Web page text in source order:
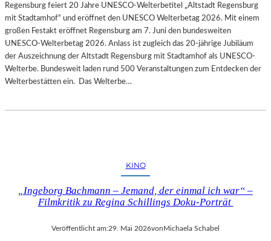
Regensburg feiert 20 Jahre UNESCO-Welterbetitel „Altstadt Regensburg
mit Stadtamhof“ und eröffnet den UNESCO Welterbetag 2026. Mit einem
großen Festakt eröffnet Regensburg am 7. Juni den bundesweiten
UNESCO-Welterbetag 2026. Anlass ist zugleich das 20-jährige Jubiläum
der Auszeichnung der Altstadt Regensburg mit Stadtamhof als UNESCO-
Welterbe. Bundesweit laden rund 500 Veranstaltungen zum Entdecken der
Welterbestätten ein. Das Welterbe…
KINO
„Ingeborg Bachmann – Jemand, der einmal ich war“ –
Filmkritik zu Regina Schillings Doku-Porträt
Veröffentlicht am:29. Mai 2026von Michaela Schabel